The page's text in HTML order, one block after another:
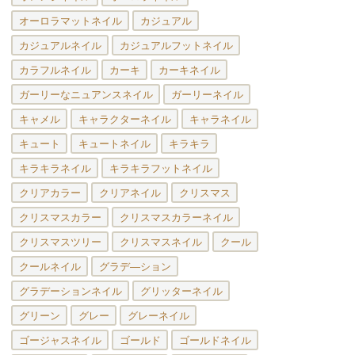
オーロラマットネイル カジュアル
カジュアルネイル カジュアルフットネイル
カラフルネイル カーキ カーキネイル
ガーリーなニュアンスネイル ガーリーネイル
キャメル キャラクターネイル キャラネイル
キュート キュートネイル キラキラ
キラキラネイル キラキラフットネイル
クリアカラー クリアネイル クリスマス
クリスマスカラー クリスマスカラーネイル
クリスマスツリー クリスマスネイル クール
クールネイル グラデ―ション
グラデーションネイル グリッターネイル
グリーン グレー グレーネイル
ゴージャスネイル ゴールド ゴールドネイル